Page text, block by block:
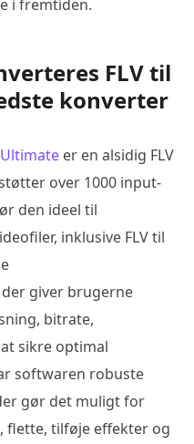
i fremtiden.
FLV til
konverter
er en alsidig FLV
over 1000 input-
den ideel til
inklusive FLV til
giver brugerne
bitrate,
sikre optimal
softwaren robuste
gør det muligt for
flette, tilføje effekter og